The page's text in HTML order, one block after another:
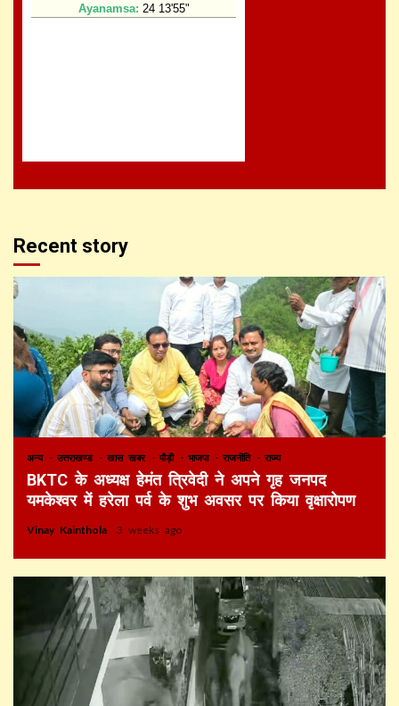
Recent story
अन्य उत्तराखण्ड खास खबर पौड़ी भाजपा राजनीति राज्य
BKTC के अध्यक्ष हेमंत त्रिवेदी ने अपने गृह जनपद
यमकेश्वर में हरेला पर्व के शुभ अवसर पर किया वृक्षारोपण
Vinay Kainthola 3 weeks ago